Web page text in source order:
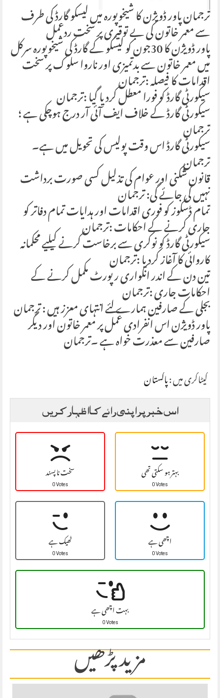
ترجمان پاور ڈویژن کا شیخوپورہ میں لیسکو گارڈ کی طرف
سے معمر خاتون کی بے توقیری پر سخت ردعمل
پاور ڈویژن کا 30جون کو لیسکو کے گارڈ کی شیخوپورہ سرکل
میں معمر خاتون سے بدتمیزی اور ناروا سلوک پر سخت
اقدامات کا فیصلہ :ترجمان
سیکورٹی گارڈ کو فورا معطل کردیا گیا :ترجمان
سیکورٹی گارڈ کے خلاف ایف آئی آر درج ہوچکی ہے ؛
ترجمان
سیکورٹی گارڈ اس وقت پولیس کی تحویل میں ہے۔
ترجمان
قانون شکنی اور عوام کی تذلیل کسی صورت برداشت
نہیں کی جائے گی: ترجمان
تمام ڈسکوز کو فوری اقدامات اور ہدایات تمام دفاتر کو
جاری کرنے کے احکامات :ترجمان
سیکورٹی گارڈ کو نوکری سے برخاست کرنے کیلیے محکمانہ
کاروائی کا آغاز کردیا :ترجمان
تین دن کے اندر انکواری رپورٹ مکمل کرنے کے
احکامات جاری :ترجمان
بجلی کے صارفین ہمارے لئے انتہای معزز ہیں : ترجمان
پاور ڈویژن اس انفرادی عمل پر معمر خاتون اور دیگر
صارفین سے معذرت خواہ ہے ۔ترجمان
کیٹاگری میں :پاکستان
اس خبر پر اپنی رائے کا اظہار کریں
سخت نا پسند
0 Votes بہتر ہو سکتی تھی
0 Votes
ٹھیک ہے
0 Votes اچھی ہے
0 Votes
بہت اچھی ہے
0 Votes
مزید پڑھیں